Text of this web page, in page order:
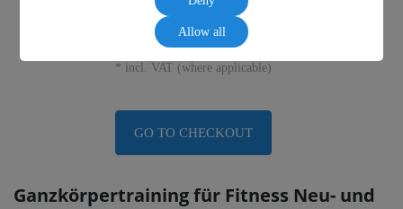
15,00€
* incl. VAT (where applicable)
GO TO CHECKOUT
Ganzkörpertraining für Fitness Neu- und
Allow all